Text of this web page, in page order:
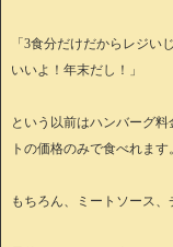
「3食分だけだからレジ
いいよ！年末だし！」
という以前はハンバーグ
トの価格のみで食べれます。
もちろん、ミートソース